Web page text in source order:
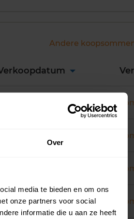
Over
media te bieden en om ons
onze partners voor social
informatie die u aan ze heeft
Andere
juni 2026